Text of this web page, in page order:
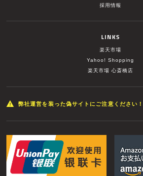
採用情報
LINKS
楽天市場
Yahoo! Shopping
楽天市場 心斎橋店
弊社運営を装った偽サイトにご注意ください！